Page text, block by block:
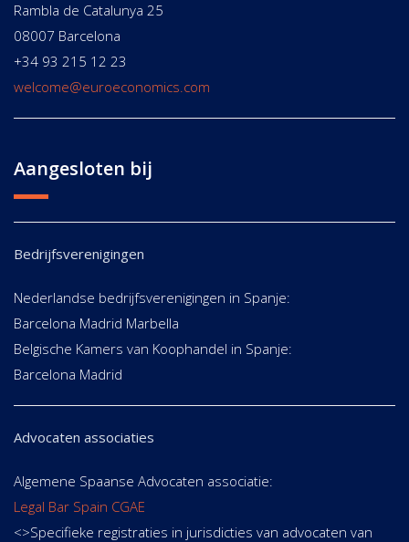
Rambla de Catalunya 25
08007 Barcelona
+34 93 215 12 23
welcome@euroeconomics.com
Aangesloten bij
Bedrijfsverenigingen
Nederlandse bedrijfsverenigingen in Spanje:
Barcelona Madrid Marbella
Belgische Kamers van Koophandel in Spanje:
Barcelona Madrid
Advocaten associaties
Algemene Spaanse Advocaten associatie:
Legal Bar Spain CGAE
<>Specifieke registraties in jurisdicties van advocaten van